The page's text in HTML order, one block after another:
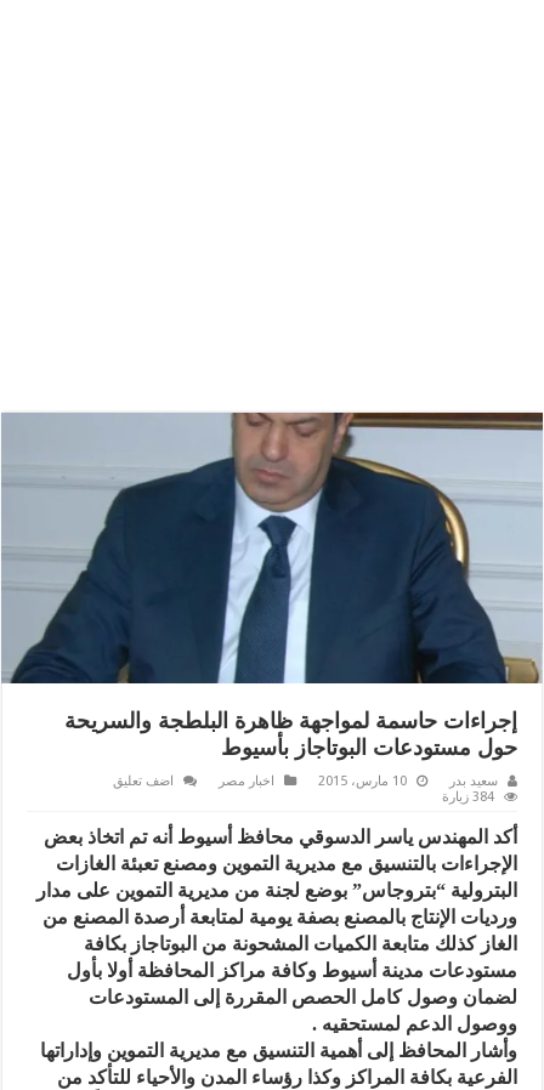
إجراءات حاسمة لمواجهة ظاهرة البلطجة والسريحة
حول مستودعات البوتاجاز بأسيوط
سعيد بدر 10 مارس، 2015 اخبار مصر
اضف تعليق
384 زيارة
أكد المهندس ياسر الدسوقي محافظ أسيوط أنه تم اتخاذ بعض
الإجراءات بالتنسيق مع مديرية التموين ومصنع تعبئة الغازات
البترولية “بتروجاس” بوضع لجنة من مديرية التموين على مدار
ورديات الإنتاج بالمصنع بصفة يومية لمتابعة أرصدة المصنع من
الغاز كذلك متابعة الكميات المشحونة من البوتاجاز بكافة
مستودعات مدينة أسيوط وكافة مراكز المحافظة أولا بأول
لضمان وصول كامل الحصص المقررة إلى المستودعات
ووصول الدعم لمستحقيه .
وأشار المحافظ إلى أهمية التنسيق مع مديرية التموين وإداراتها
الفرعية بكافة المراكز وكذا رؤساء المدن والأحياء للتأكد من